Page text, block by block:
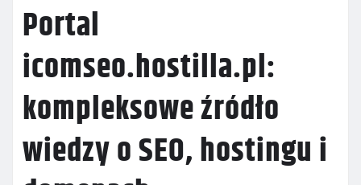
Portal
icomseo.hostilla.pl:
kompleksowe źródło
wiedzy o SEO, hostingu i